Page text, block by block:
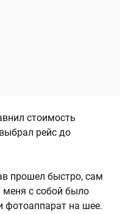
стоимость
рейс до
прошел быстро, сам
меня с собой было
фотоаппарат на шее.